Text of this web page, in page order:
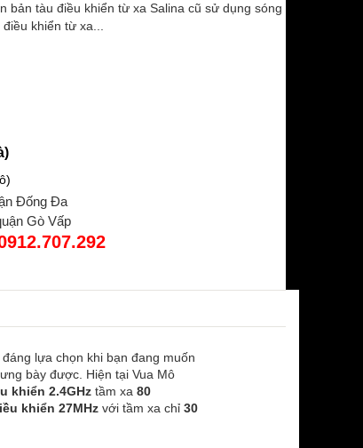
bản tàu điều khiển từ xa Salina cũ sử dụng sóng
khiển từ xa...
Đống Đa
Gò Vấp
lựa chọn khi bạn đang muốn
bày được. Hiện tại Vua Mô
khiển 2.4GHz tầm xa 80
khiển 27MHz với tầm xa chỉ 30